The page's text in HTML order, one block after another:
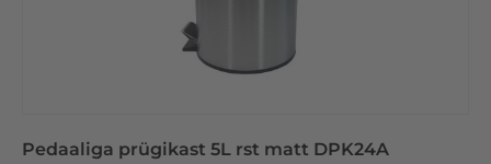
Pedaaliga prügikast 5L rst matt DPK24A